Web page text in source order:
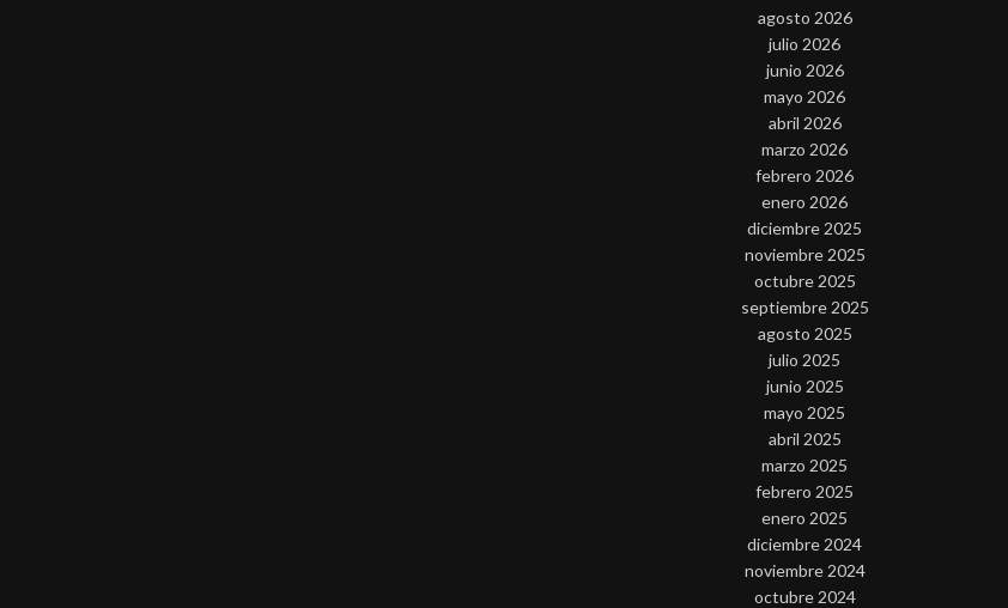
agosto 2026
julio 2026
junio 2026
mayo 2026
abril 2026
marzo 2026
febrero 2026
enero 2026
diciembre 2025
noviembre 2025
octubre 2025
septiembre 2025
agosto 2025
julio 2025
junio 2025
mayo 2025
abril 2025
marzo 2025
febrero 2025
enero 2025
diciembre 2024
noviembre 2024
octubre 2024